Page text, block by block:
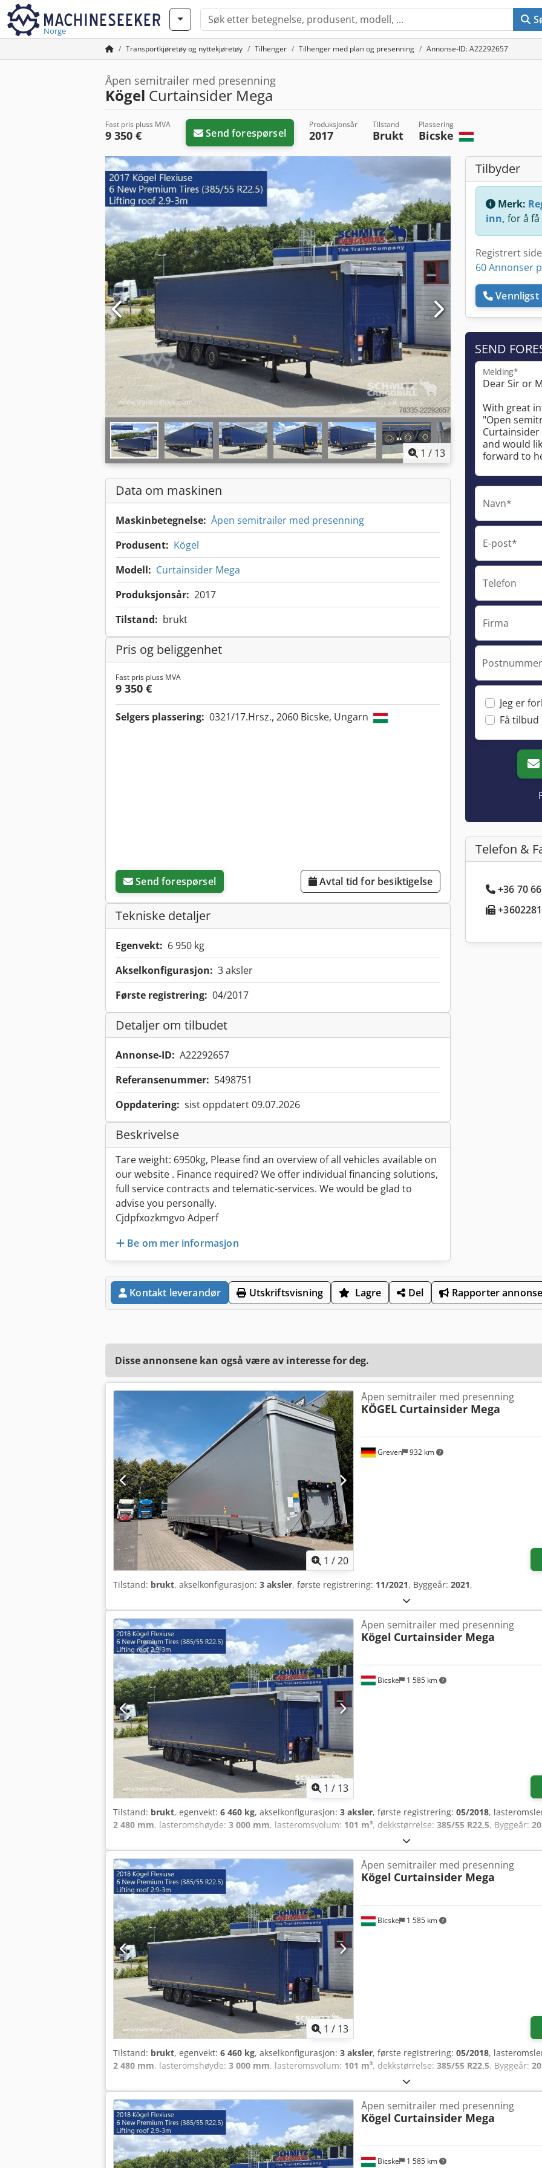
Norge
Transportkjøretøy og nyttekjøretøy Tilhenger Tilhenger med plan og presenning Annonse-ID: A22292657
Åpen semitrailer med presenning
Kögel Curtainsider Mega
Fast pris pluss MVA
9 350 € Send forespørsel
Produksjonsår
2017
Tilstand
Brukt
Plassering
Bicske
1 / 13
Data om maskinen
Maskinbetegnelse: Åpen semitrailer med presenning
Produsent: Kögel
Modell: Curtainsider Mega
Produksjonsår: 2017
Tilstand: brukt
Pris og beliggenhet
Fast pris pluss MVA
9 350 €
Selgers plassering: 0321/17.Hrsz., 2060 Bicske, Ungarn
Send forespørsel Avtal tid for besiktigelse
Tekniske detaljer
Egenvekt: 6 950 kg
Akselkonfigurasjon: 3 aksler
Første registrering: 04/2017
Detaljer om tilbudet
Annonse-ID: A22292657
Referansenummer: 5498751
Oppdatering: sist oppdatert 09.07.2026
Beskrivelse
Tare weight: 6950kg, Please find an overview of all vehicles available on
our website . Finance required? We offer individual financing solutions,
full service contracts and telematic-services. We would be glad to
advise you personally.
Cjdpfxozkmgvo Adperf
Be om mer informasjon
Tilbyder
Merk:
inn, for å
Registrert
60 Annonser
SEND
Melding*
Navn*
E-post*
Telefon
Firma
Jeg er
Få
Telefon &
+36 70
Kontakt leverandør Utskriftsvisning Lagre Del Rapporter
Disse annonsene kan også være av interesse for deg.
1 /20
Greven 932 km
Åpen semitrailer med presenning
KÖGEL Curtainsider Mega
Tilstand: brukt, akselkonfigurasjon: 3 aksler, første registrering: 11/2021, Byggeår: 2021,
1 / 13
Bicske 1 585 km
Åpen semitrailer med presenning
Kögel Curtainsider Mega
Tilstand: brukt, egenvekt: 6 460 kg, akselkonfigurasjon: 3 aksler, første registrering: 05/2018,
2 480 mm, lasteromshøyde: 3 000 mm, lasteromsvolum: 101 m³, dekkstørrelse: 385/55 R22,5, Byggeår:
1 / 13
Bicske 1 585 km
Åpen semitrailer med presenning
Kögel Curtainsider Mega
Tilstand: brukt, egenvekt: 6 460 kg, akselkonfigurasjon: 3 aksler, første registrering: 05/2018,
2 480 mm, lasteromshøyde: 3 000 mm, lasteromsvolum: 101 m³, dekkstørrelse: 385/55 R22,5, Byggeår:
Bicske 1 585 km
Åpen semitrailer med presenning
Kögel Curtainsider Mega